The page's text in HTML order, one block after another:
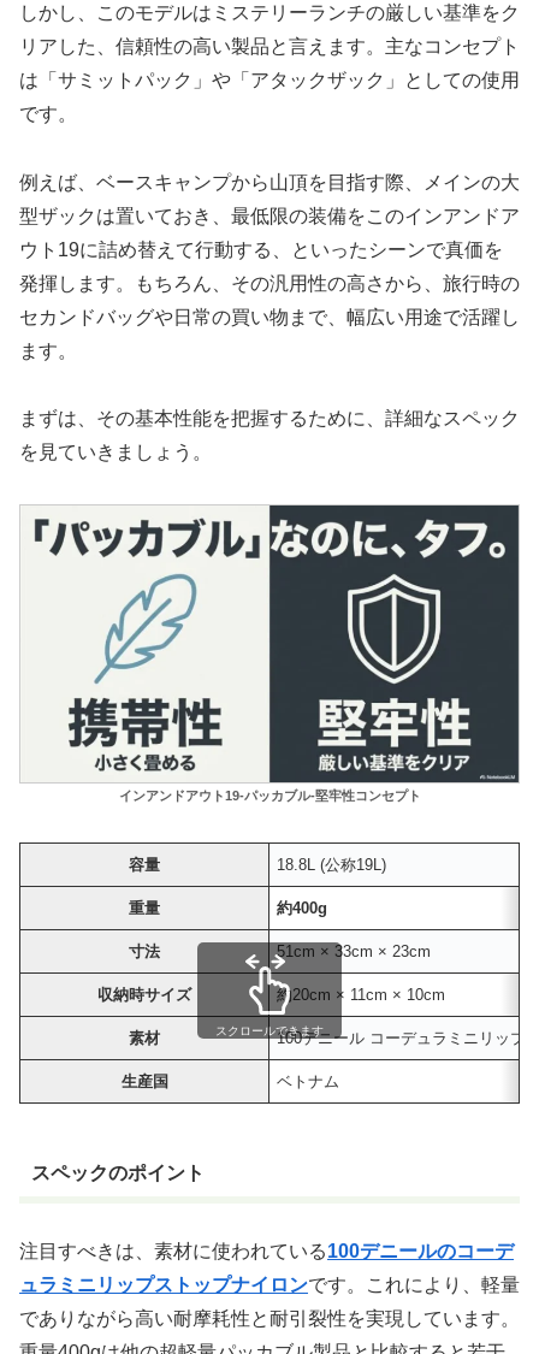
しかし、このモデルはミステリーランチの厳しい基準をク
リアした、信頼性の高い製品と言えます。主なコンセプト
は「サミットパック」や「アタックザック」としての使用
です。
例えば、ベースキャンプから山頂を目指す際、メインの大
型ザックは置いておき、最低限の装備をこのインアンドア
ウト19に詰め替えて行動する、といったシーンで真価を
発揮します。もちろん、その汎用性の高さから、旅行時の
セカンドバッグや日常の買い物まで、幅広い用途で活躍し
ます。
まずは、その基本性能を把握するために、詳細なスペック
を見ていきましょう。
インアンドアウト19-パッカブル-堅牢性コンセプト
容量 18.8L (公称19L)
重量 約400g
寸法 51cm × 33cm × 23cm
収納時サイズ 約20cm × 11cm × 10cm
素材 100デニール コーデュラミニリップ
生産国 ベトナム
スクロールできます
スペックのポイント
注目すべきは、素材に使われている100デニールのコーデ
ュラミニリップストップナイロンです。これにより、軽量
でありながら高い耐摩耗性と耐引裂性を実現しています。